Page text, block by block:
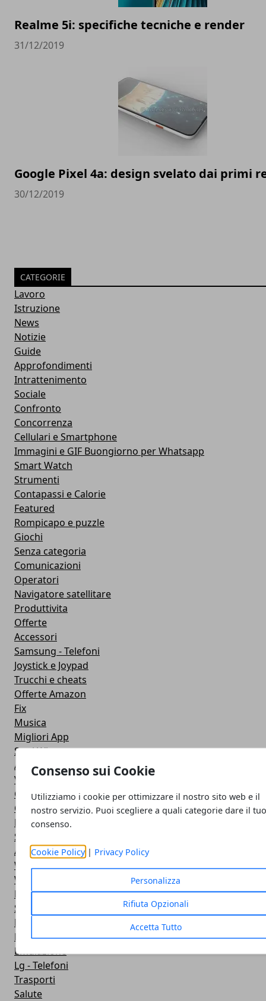
Consenso sui Cookie
Utilizziamo i cookie per ottimizzare il nostro sito web e il
nostro servizio. Puoi scegliere a quali categorie dare il
consenso.
Cookie Policy | Privacy Policy
Personalizza
Rifiuta Opzionali
Accetta Tutto
Realme 5i: specifiche tecniche e render
31/12/2019
Google Pixel 4a: design svelato dai primi
30/12/2019
CATEGORIE
Lavoro
Istruzione
News
Notizie
Guide
Approfondimenti
Intrattenimento
Sociale
Confronto
Concorrenza
Cellulari e Smartphone
Immagini e GIF Buongiorno per Whatsapp
Smart Watch
Strumenti
Contapassi e Calorie
Featured
Rompicapo e puzzle
Giochi
Senza categoria
Comunicazioni
Operatori
Navigatore satellitare
Produttivita
Offerte
Accessori
Samsung - Telefoni
Joystick e Joypad
Trucchi e cheats
Offerte Amazon
Fix
Musica
Migliori App
Stati Whatsapp
Applicazioni
Viaggi
Galaxy Note 5
Google Play
Fotografia
Stile di vita
Antivirus
Widget Orologio
Widget Meteo
Ricezione WiFi
Sport
Meteo
Rooting
Emulazione
Lg - Telefoni
Trasporti
Salute